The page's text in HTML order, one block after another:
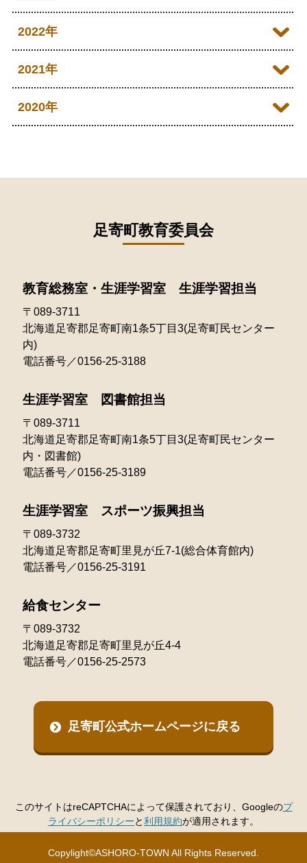
2026年03月
2026年02月
2026年01月
2025年10月
2025年08月
2025年07月
2025年03月
2025年01月
2024年10月
2024年08月
2024年06月
2024年04月
2024年01月
2023年12月
2023年10月
2023年03月
2023年02月
2023年01月
2022年
2022年12月
2022年10月
2022年07月
2022年05月
2022年04月
2022年01月
2021年
2021年12月
2021年08月
2021年06月
2021年05月
2020年
2020年06月
2020年04月
足寄町教育委員会
教育総務室・生涯学習室 生涯学習担当
〒089-3711
北海道足寄郡足寄町南1条5丁目3(足寄町民センター
内)
電話番号／0156-25-3188
生涯学習室 図書館担当
〒089-3711
北海道足寄郡足寄町南1条5丁目3(足寄町民センター
内・図書館)
電話番号／0156-25-3189
生涯学習室 スポーツ振興担当
〒089-3732
北海道足寄郡足寄町里見が丘7-1(総合体育館内)
電話番号／0156-25-3191
給食センター
〒089-3732
北海道足寄郡足寄町里見が丘4-4
電話番号／0156-25-2573
足寄町公式ホームページに戻る
このサイトはreCAPTCHAによって保護されており、Googleのプ
ライバシーポリシーと利用規約が適用されます。
Copylight©ASHORO-TOWN All Rights Reserved.